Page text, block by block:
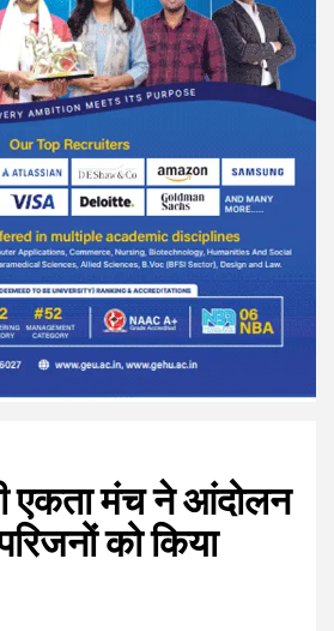
एकता मंच ने आंदोलन
को किया